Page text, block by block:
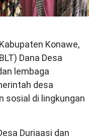
Konawe,
Dana Desa
lembaga
desa
sosial di lingkungan
Duriaasi dan